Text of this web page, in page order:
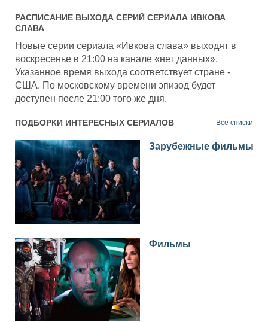
РАСПИСАНИЕ ВЫХОДА СЕРИЙ СЕРИАЛА ИВКОВА
СЛАВА
Новые серии сериала «Ивкова слава» выходят в
воскресенье в 21:00 на канале «нет данных».
Указанное время выхода соответствует стране -
США. По московскому времени эпизод будет
доступен после 21:00 того же дня.
ПОДБОРКИ ИНТЕРЕСНЫХ СЕРИАЛОВ Все списки
Зарубежные фильмы
Фильмы